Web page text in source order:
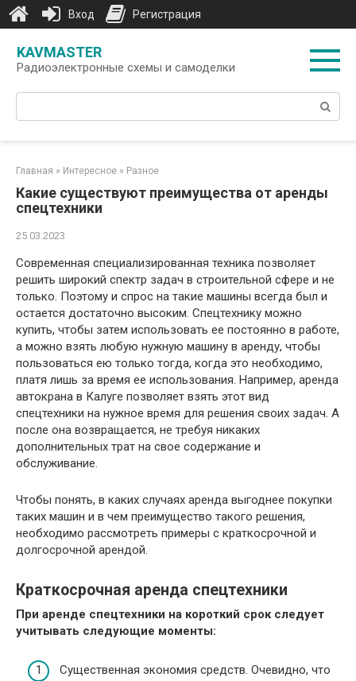
контенту
KAVMASTER
Радиоэлектронные схемы и самоделки
Поиск:
Главная » Интересное » Разное
Какие существуют преимущества от аренды
спецтехники
25.03.2023
Современная специализированная техника позволяет
решить широкий спектр задач в строительной сфере и не
только. Поэтому и спрос на такие машины всегда был и
остается достаточно высоким. Спецтехнику можно
купить, чтобы затем использовать ее постоянно в работе,
а можно взять любую нужную машину в аренду, чтобы
пользоваться ею только тогда, когда это необходимо,
платя лишь за время ее использования. Например, аренда
автокрана в Калуге позволяет взять этот вид
спецтехники на нужное время для решения своих задач. А
после она возвращается, не требуя никаких
дополнительных трат на свое содержание и
обслуживание.
Чтобы понять, в каких случаях аренда выгоднее покупки
таких машин и в чем преимущество такого решения,
необходимо рассмотреть примеры с краткосрочной и
долгосрочной арендой.
Краткосрочная аренда спецтехники
При аренде спецтехники на короткий срок следует
учитывать следующие моменты:
Существенная экономия средств. Очевидно, что
Вход Регистрация